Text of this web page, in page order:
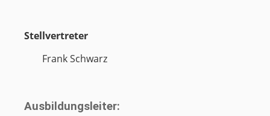
Stellvertreter
Frank Schwarz
Ausbildungsleiter: